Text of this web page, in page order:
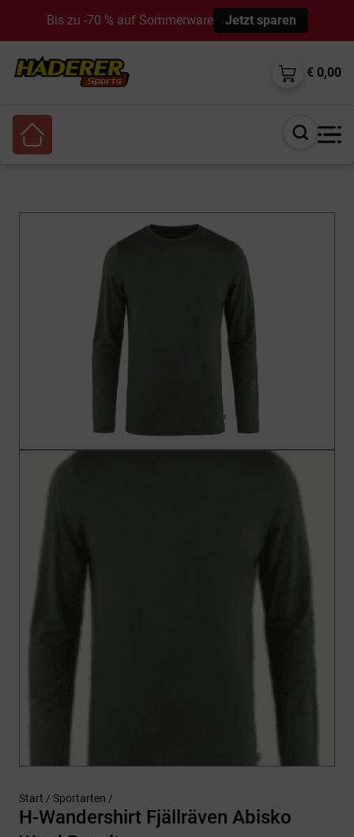
Bis zu -70 % auf Sommerware Jetzt sparen
€ 0,00
Suche
Start / Sportarten /
H-Wandershirt Fjällräven Abisko